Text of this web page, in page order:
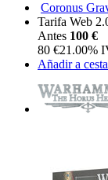
Coronus
Tarifa Web
Antes 100 €
80 €21.00%
Añadir a cesta